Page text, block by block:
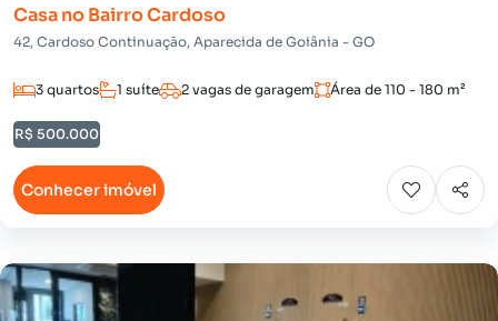
Casa no Bairro Cardoso
42, Cardoso Continuação, Aparecida de Goiânia - GO
3 quartos 1 suíte 2 vagas de garagem Área de 110 - 180 m²
R$ 500.000
Conhecer imóvel